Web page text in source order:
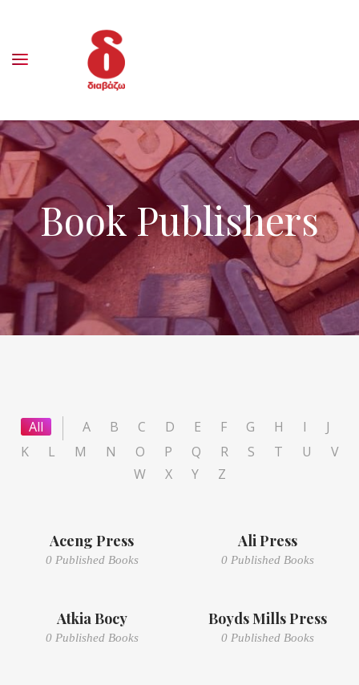
Book Publishers
All A B C D E F G H I
J
K
L M N O P Q R S T U
V
W
X Y Z
Aceng Press
0 Published Books
Ali Press
0 Published Books
Atkia Bocy
0 Published Books
Boyds Mills Press
0 Published Books